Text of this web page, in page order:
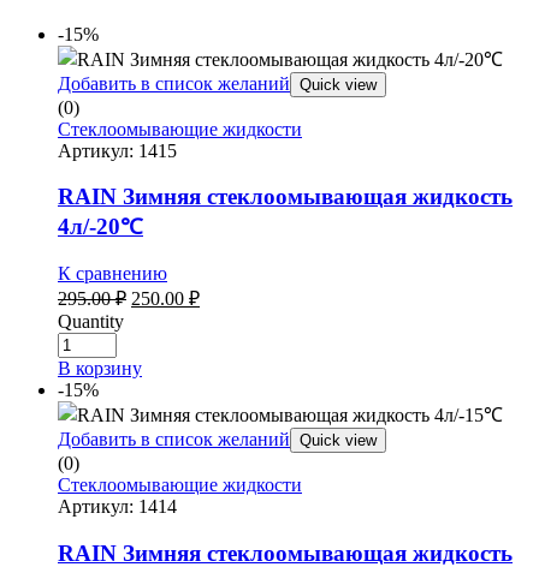
-15%
Добавить в список желаний Quick view
(0)
Стеклоомывающие жидкости
Артикул: 1415
RAIN Зимняя стеклоомывающая жидкость
4л/-20℃
К сравнению
295.00₽ Первоначальная
295.00 ₽.
250.00 ₽Текущая
Quantity
В корзину
-15%
Добавить в список желаний Quick view
(0)
Стеклоомывающие жидкости
Артикул: 1414
RAIN Зимняя стеклоомывающая жидкость